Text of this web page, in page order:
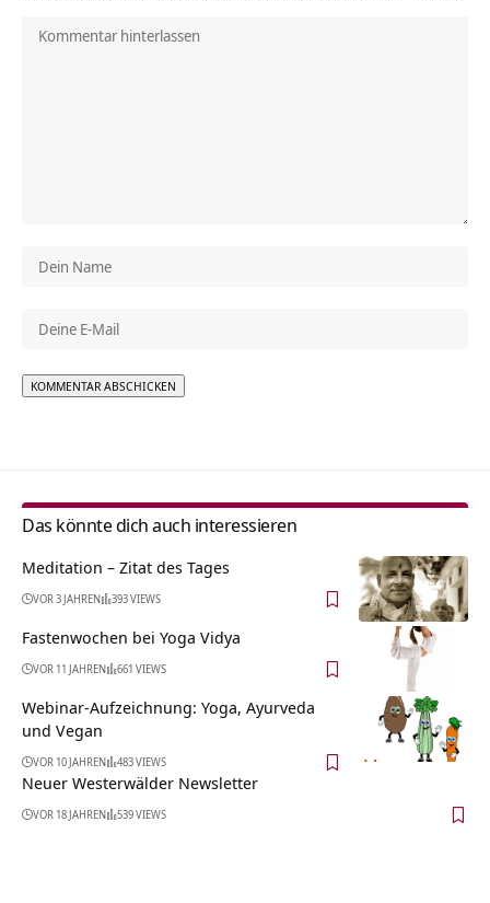
Das könnte dich auch interessieren
Meditation – Zitat des Tages
VOR 3 JAHREN 393 VIEWS
Fastenwochen bei Yoga Vidya
VOR 11 JAHREN 661 VIEWS
Webinar-Aufzeichnung: Yoga, Ayurveda
und Vegan
VOR 10 JAHREN 483 VIEWS
Neuer Westerwälder Newsletter
VOR 18 JAHREN 539 VIEWS